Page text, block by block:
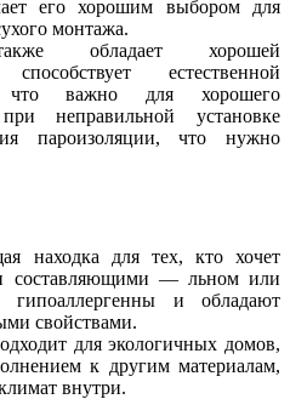
его хорошим выбором для
монтажа.
обладает хорошей
естественной
что важно для хорошего
неправильной установке
пароизоляции, что нужно
находка для тех, кто хочет
составляющими — льном или
и обладают
свойствами.
для экологичных домов,
к другим материалам,
внутри.